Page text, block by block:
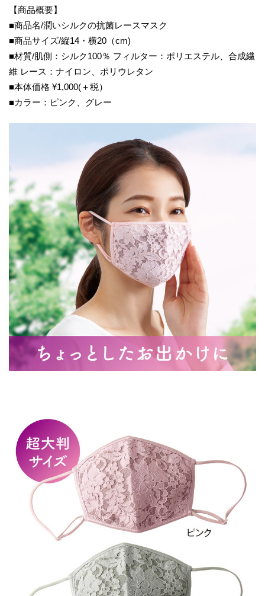
【商品概要】
■商品名/潤いシルクの抗菌レースマスク
■商品サイズ/縦14・横20（cm)
■材質/肌側：シルク100％ フィルター：ポリエステル、合成繊
維 レース：ナイロン、ポリウレタン
■本体価格 ¥1,000(＋税）
■カラー：ピンク、グレー